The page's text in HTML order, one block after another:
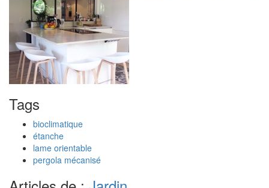
Tags
bioclimatique
étanche
lame orientable
pergola mécanisé